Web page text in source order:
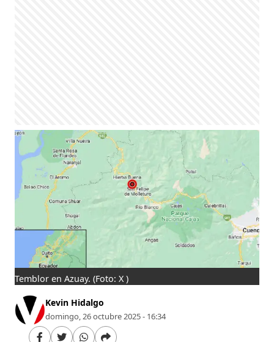
Temblor en Azuay.(Foto: X )
Kevin Hidalgo
domingo, 26 octubre 2025 - 16:34